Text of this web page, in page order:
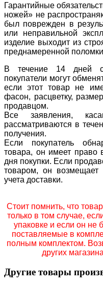
Гарантийные
ножей» не
был поврежден в
или неправильной
изделие выходит из
преднамеренной
В течение 14 дней с
покупатели могут
если этот товар не
фасон, расцветку,
продавцом.
Все заявления,
рассматриваются в
получения.
Если покупатель
товара, он имеет право
дня покупки. Если
товаром, он возмещает
учета доставки.
Стоит помнить, что
только в том случае,
упаковке и если он не
поставляемые в
полным комплектом.
других
Другие товары